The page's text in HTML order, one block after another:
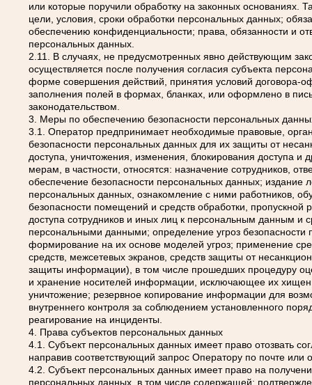
или которые поручили обработку на законных основаниях.
цели, условия, сроки обработки персональных данных;
обеспечению конфиденциальности; права, обязанности и
персональных данных.
2.11. В случаях, не предусмотренных явно действующим
осуществляется после получения согласия субъекта
форме совершения действий, принятия условий договора-
заполнения полей в формах, бланках, или оформлено в
законодательством.
3. Меры по обеспечению безопасности персональных
3.1. Оператор предпринимает необходимые правовые,
безопасности персональных данных для их защиты от
доступа, уничтожения, изменения, блокирования доступа и
мерам, в частности, относятся: назначение сотрудников,
обеспечение безопасности персональных данных; издание
персональных данных, ознакомление с ними работников,
безопасности помещений и средств обработки, пропускной
доступа сотрудников и иных лиц к персональным данным и
персональными данными; определение угроз безопасности
формирование на их основе моделей угроз; применение
средств, межсетевых экранов, средств защиты от
защиты информации), в том числе прошедших процедуру
и хранение носителей информации, исключающее их
уничтожение; резервное копирование информации для
внутреннего контроля за соблюдением установленного
реагирование на инциденты.
4. Права субъектов персональных данных
4.1. Субъект персональных данных имеет право отозвать
направив соответствующий запрос Оператору по почте или
4.2. Субъект персональных данных имеет право на
персональных данных, в том числе содержащей: